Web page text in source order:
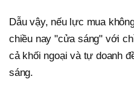
Dẫu vậy, nếu lực mua
chiều nay "cửa sáng" với
cả khối ngoại và tự doanh
sáng.